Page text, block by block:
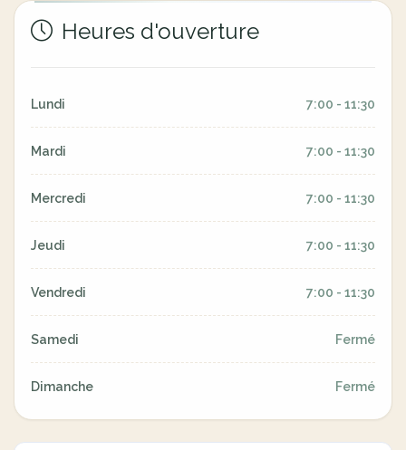
Heures d'ouverture
Lundi 7:00 - 11:30
Mardi 7:00 - 11:30
Mercredi 7:00 - 11:30
Jeudi 7:00 - 11:30
Vendredi 7:00 - 11:30
Samedi Fermé
Dimanche Fermé